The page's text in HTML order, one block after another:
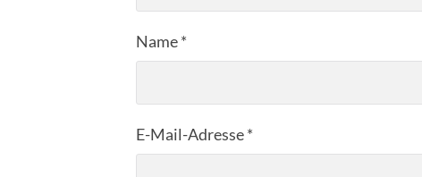
Name*
E-Mail-Adresse*